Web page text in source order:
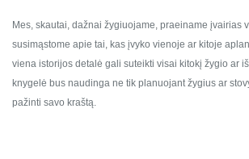
Mes, skautai, dažnai žygiuojame, praeiname įvairias
susimąstome apie tai, kas įvyko vienoje ar kitoje
viena istorijos detalė gali suteikti visai kitokį žygio ar
knygelė bus naudinga ne tik planuojant žygius ar
pažinti savo kraštą.